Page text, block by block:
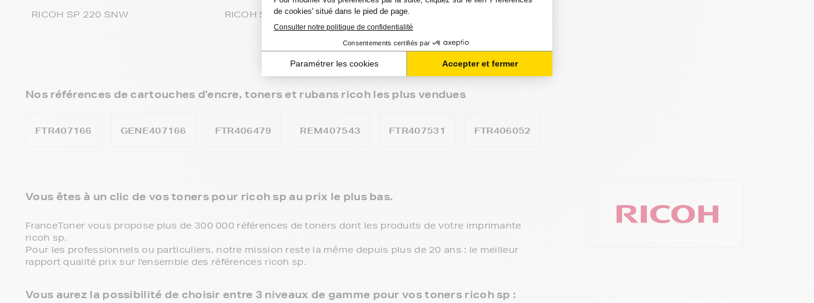
RICOH SP 220 SNW
RICOH SP 400 DN
Nos références de cartouches d'encre, toners et rubans ricoh les plus vendues
FTR407166 GENE407166 FTR406479 REM407543 FTR407531 FTR406052
Vous êtes à un clic de vos toners pour ricoh sp au prix le plus bas.
FranceToner vous propose plus de 300 000 références de toners dont les produits de votre imprimante
ricoh sp.
Pour les professionnels ou particuliers, notre mission reste la même depuis plus de 20 ans : le meilleur
rapport qualité prix sur l'ensemble des références ricoh sp.
Vous aurez la possibilité de choisir entre 3 niveaux de gamme pour vos toners ricoh sp :